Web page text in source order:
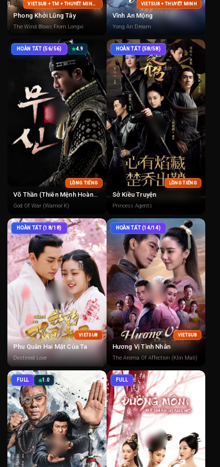
VIETSUB + TM + THUYẾT MINH + LỒNG TIẾNG
Phong Khởi Lũng Tây
The Wind Blows From Longxi
VIETSUB + THUYẾT MINH
Vĩnh An Mộng
Yong An Dream
HOÀN TẤT (56/56) 4.9
LỒNG TIẾNG
Võ Thần (Thiên Mệnh Hoàng Đế)
God Of War (Warrior K)
HOÀN TẤT (58/58)
LỒNG TIẾNG
Sở Kiều Truyện
Princess Agents
HOÀN TẤT (18/18)
VIETSUB
Phu Quân Hai Mặt Của Ta
Destined Love
HOÀN TẤT (14/14)
VIETSUB
Hương Vị Tình Nhân
The Aroma Of Affection (Klin Mali)
FULL 1.0 FULL